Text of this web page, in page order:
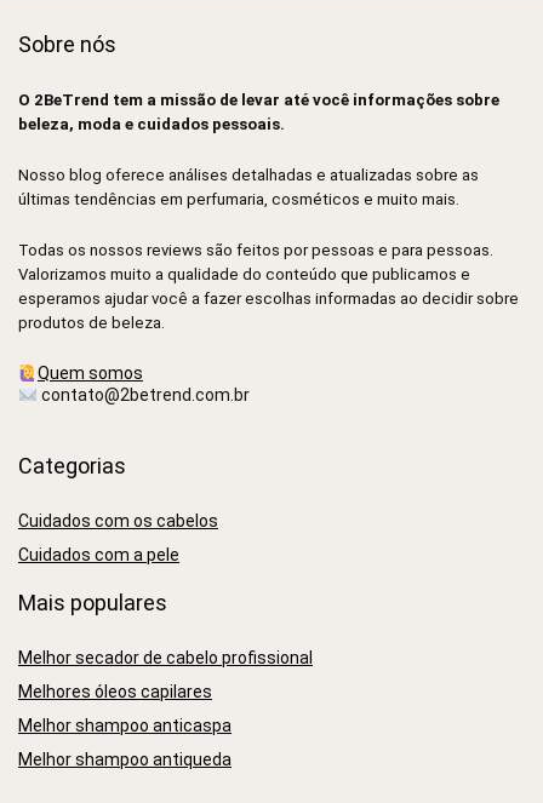
Sobre nós
O 2BeTrend tem a missão de levar até você informações sobre
beleza, moda e cuidados pessoais.
Nosso blog oferece análises detalhadas e atualizadas sobre as
últimas tendências em perfumaria, cosméticos e muito mais.
Todas os nossos reviews são feitos por pessoas e para pessoas.
Valorizamos muito a qualidade do conteúdo que publicamos e
esperamos ajudar você a fazer escolhas informadas ao decidir sobre
produtos de beleza.
Quem somos
contato@2betrend.com.br
Categorias
Cuidados com os cabelos
Cuidados com a pele
Mais populares
Melhor secador de cabelo profissional
Melhores óleos capilares
Melhor shampoo anticaspa
Melhor shampoo antiqueda